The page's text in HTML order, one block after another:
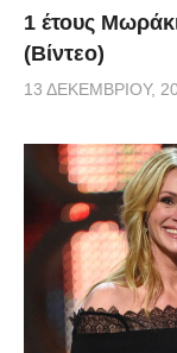
1 έτους
(Βίντεο)
13 ΔΕΚΕΜΒΡΊΟΥ,